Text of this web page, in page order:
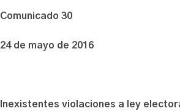
Comunicado 30
24 de mayo de 2016
Inexistentes violaciones a ley